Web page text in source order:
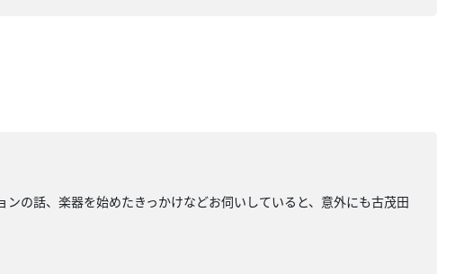
の話、楽器を始めたきっかけなどお伺いしていると、意外にも古茂田